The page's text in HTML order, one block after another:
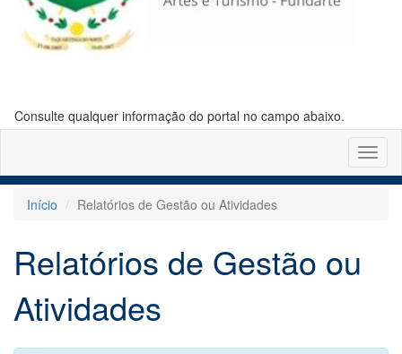
Consulte qualquer informação do portal no campo abaixo.
Início
Relatórios de Gestão ou Atividades
Relatórios de Gestão ou
Atividades